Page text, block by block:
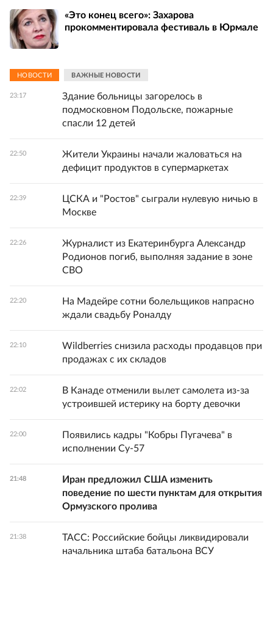
«Это конец всего»: Захарова
прокомментировала фестиваль в Юрмале
НОВОСТИ ВАЖНЫЕ НОВОСТИ
23:17
Здание больницы загорелось в
подмосковном Подольске, пожарные
спасли 12 детей
22:50
Жители Украины начали жаловаться на
дефицит продуктов в супермаркетах
22:39
ЦСКА и "Ростов" сыграли нулевую ничью в
Москве
22:26
Журналист из Екатеринбурга Александр
Родионов погиб, выполняя задание в зоне
СВО
22:20
На Мадейре сотни болельщиков напрасно
ждали свадьбу Роналду
22:10
Wildberries снизила расходы продавцов при
продажах с их складов
22:02
В Канаде отменили вылет самолета из-за
устроившей истерику на борту девочки
22:00
Появились кадры "Кобры Пугачева" в
исполнении Су-57
21:48
Иран предложил США изменить
поведение по шести пунктам для открытия
Ормузского пролива
21:38
ТАСС: Российские бойцы ликвидировали
начальника штаба батальона ВСУ